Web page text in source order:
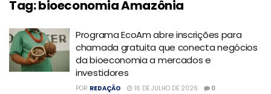
Tag:bioeconomia Amazônia
Programa EcoAm abre inscrições para
chamada gratuita que conecta negócios
da bioeconomia a mercados e
investidores
POR REDAÇÃO 16 DE JULHO DE 2026 0